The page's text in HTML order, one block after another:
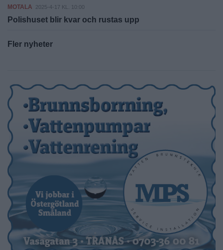
MOTALA 2025-4-17 KL. 10:00
Polishuset blir kvar och rustas upp
Fler nyheter